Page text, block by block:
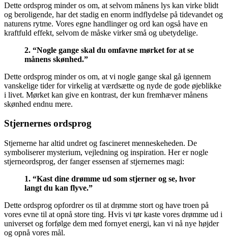
Dette ordsprog minder os om, at selvom månens lys kan virke blidt
og beroligende, har det stadig en enorm indflydelse på tidevandet og
naturens rytme. Vores egne handlinger og ord kan også have en
kraftfuld effekt, selvom de måske virker små og ubetydelige.
2. “Nogle gange skal du omfavne mørket for at se
månens skønhed.”
Dette ordsprog minder os om, at vi nogle gange skal gå igennem
vanskelige tider for virkelig at værdsætte og nyde de gode øjeblikke
i livet. Mørket kan give en kontrast, der kun fremhæver månens
skønhed endnu mere.
Stjernernes ordsprog
Stjernerne har altid undret og fascineret menneskeheden. De
symboliserer mysterium, vejledning og inspiration. Her er nogle
stjerneordsprog, der fanger essensen af stjernernes magi:
1. “Kast dine drømme ud som stjerner og se, hvor
langt du kan flyve.”
Dette ordsprog opfordrer os til at drømme stort og have troen på
vores evne til at opnå store ting. Hvis vi tør kaste vores drømme ud i
universet og forfølge dem med fornyet energi, kan vi nå nye højder
og opnå vores mål.